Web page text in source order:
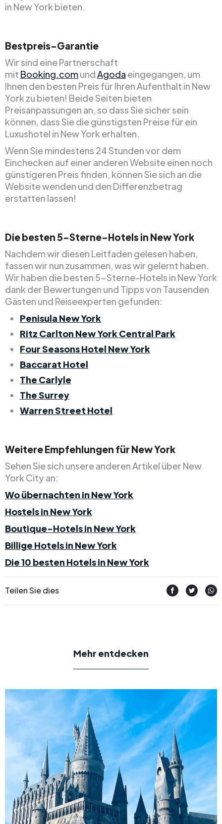
in New York bieten.
Bestpreis-Garantie
Wir sind eine Partnerschaft
mit Booking.comundAgoda eingegangen, um
Ihnen den besten Preis für Ihren Aufenthalt in New
York zu bieten! Beide Seiten bieten
Preisanpassungen an, so dass Sie sicher sein
können, dass Sie die günstigsten Preise für ein
Luxushotel in New York erhalten.
Wenn Sie mindestens 24 Stunden vor dem
Einchecken auf einer anderen Website einen noch
günstigeren Preis finden, können Sie sich an die
Website wenden und den Differenzbetrag
erstatten lassen!
Die besten 5-Sterne-Hotels in New York
Nachdem wir diesen Leitfaden gelesen haben,
fassen wir nun zusammen, was wir gelernt haben.
Wir haben die besten 5-Sterne-Hotels in New York
dank der Bewertungen und Tipps von Tausenden
Gästen und Reiseexperten gefunden:
Penisula New York
Ritz Carlton New York Central Park
Four Seasons Hotel New York
Baccarat Hotel
The Carlyle
The Surrey
Warren Street Hotel
Weitere Empfehlungen für New York
Sehen Sie sich unsere anderen Artikel über New
York City an:
Wo übernachten in New York
Hostels in New York
Boutique-Hotels in New York
Billige Hotels in New York
Die 10 besten Hotels in New York
Teilen Sie dies
Mehr entdecken